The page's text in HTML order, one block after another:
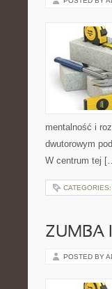
mentalność i
dwutorowym
W centrum tej
CATEGORIES:
ZUMBA
POSTED BY